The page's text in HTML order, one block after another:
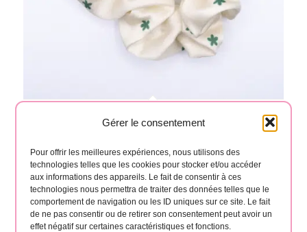
Gérer le consentement
Pour offrir les meilleures expériences, nous utilisons des
technologies telles que les cookies pour stocker et/ou accéder
aux informations des appareils. Le fait de consentir à ces
technologies nous permettra de traiter des données telles que le
comportement de navigation ou les ID uniques sur ce site. Le fait
de ne pas consentir ou de retirer son consentement peut avoir un
effet négatif sur certaines caractéristiques et fonctions.
Flowering scrunchie
Add to cart Show Details